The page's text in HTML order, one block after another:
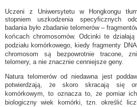
Uczeni z Uniwersytetu w Hongkongu
stopniem uszkodzenia specyficznych
badania było zbadanie telomerów –
końcach chromosomów. Odcinki te
podziału komórkowego, kiedy fragmenty
chromosom są bezpowrotnie tracone,
telomery, a nie znacznie cenniejsze geny.
Natura telomerów od niedawna jest
potwierdzają, że skoro skracają się
komórkowym, to oznacza to, że pomiar
biologiczny wiek komórki, tzn. określić